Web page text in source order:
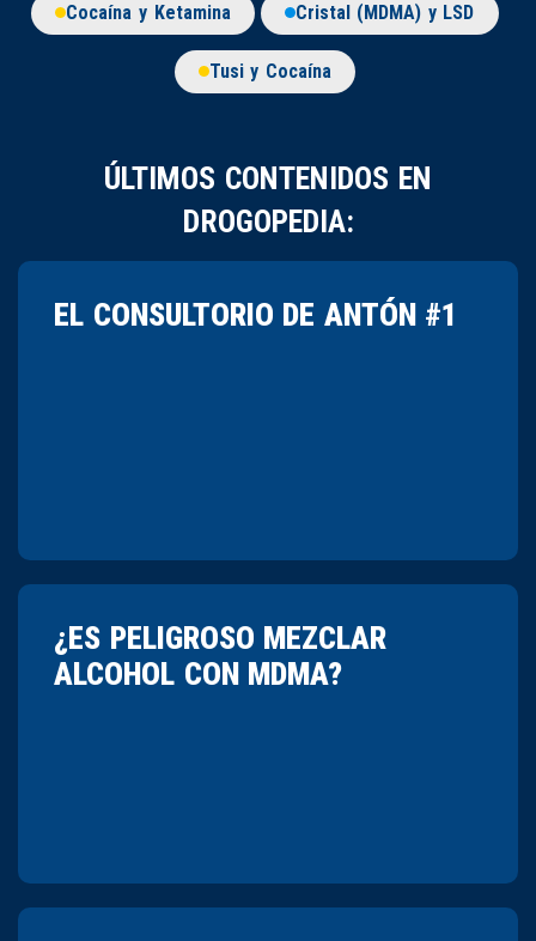
Cocaína y Ketamina Cristal (MDMA) y LSD
Tusi y Cocaína
ÚLTIMOS CONTENIDOS EN
DROGOPEDIA:
EL CONSULTORIO DE ANTÓN #1
¿ES PELIGROSO MEZCLAR
ALCOHOL CON MDMA?